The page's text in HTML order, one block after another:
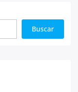
Buscar